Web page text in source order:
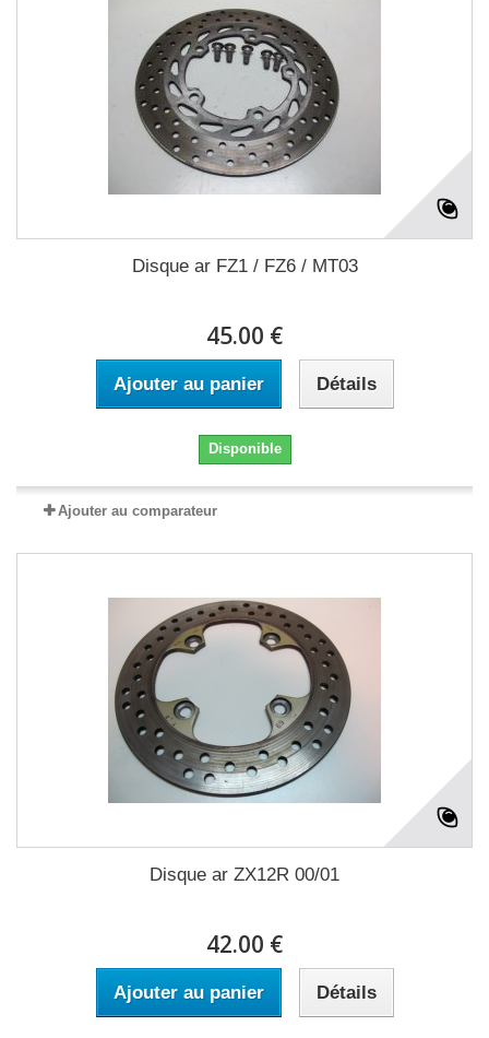
Disque ar FZ1 / FZ6 / MT03
45.00 €
Ajouter au panier Détails
Disponible
Ajouter au comparateur
Disque ar ZX12R 00/01
42.00 €
Ajouter au panier Détails